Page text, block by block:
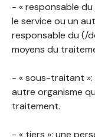
- « responsable
le service ou un
responsable du (/
moyens du
- « sous-traitant »:
autre organisme
traitement.
- « tiers »: une